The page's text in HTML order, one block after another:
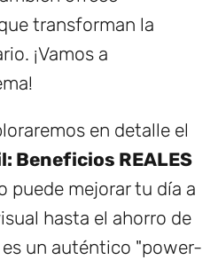
transforman la
¡Vamos a
en detalle el
Beneficios REALES
puede mejorar tu día a
hasta el ahorro de
un auténtico "power-